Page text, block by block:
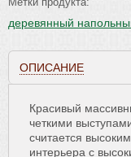
деревянный
ОПИСАНИЕ
Красивый
четкими
считается
интерьера с